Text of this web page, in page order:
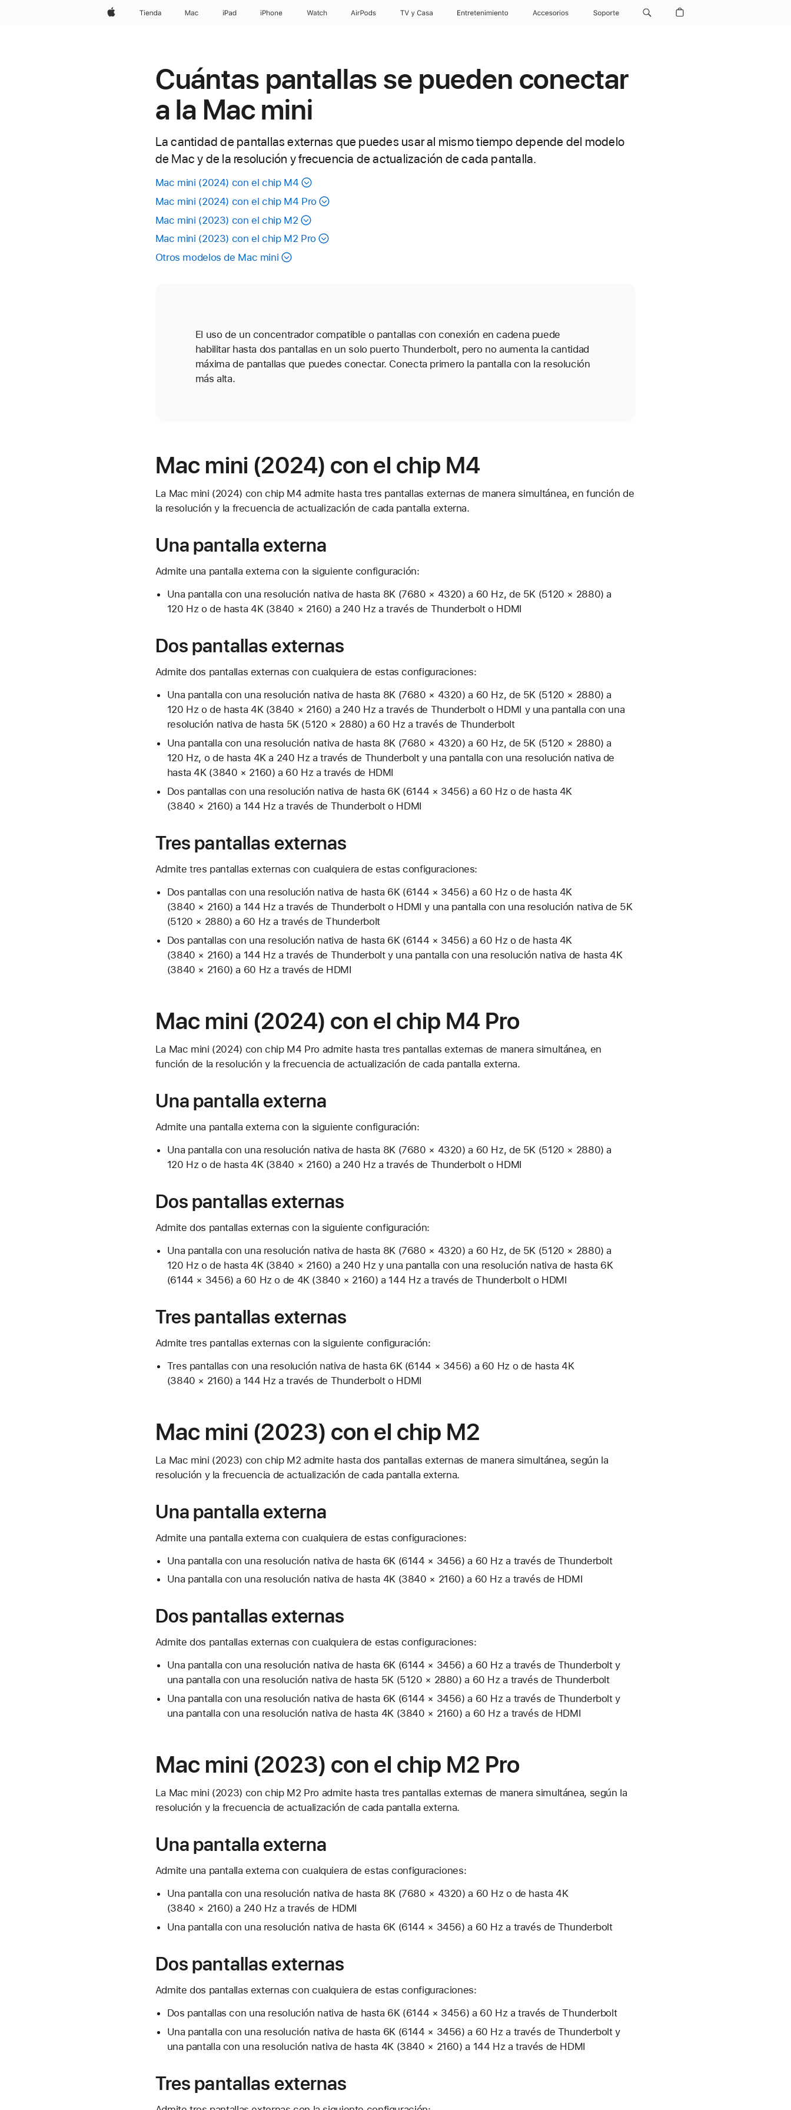
AppleTienda Mac iPad iPhone Watch AirPods TV & Casa Entretenimiento Accesorios Soporte
Cuántas pantallas se pueden conectar
a la Mac mini
La cantidad de pantallas externas que puedes usar al mismo tiempo depende del modelo
de Mac y de la resolución y frecuencia de actualización de cada pantalla.
Mac mini (2024) con el chip M4
Mac mini (2024) con el chip M4 Pro
Mac mini (2023) con el chip M2
Mac mini (2023) con el chip M2 Pro
Otros modelos de Mac mini
El uso de un concentrador compatible o pantallas con conexión en cadena puede
habilitar hasta dos pantallas en un solo puerto Thunderbolt, pero no aumenta la cantidad
máxima de pantallas que puedes conectar. Conecta primero la pantalla con la resolución
más alta.
Mac mini (2024) con el chip M4
La Mac mini (2024) con chip M4 admite hasta tres pantallas externas de manera simultánea, en función de
la resolución y la frecuencia de actualización de cada pantalla externa.
Una pantalla externa
Admite una pantalla externa con la siguiente configuración:
Una pantalla con una resolución nativa de hasta 8K (7680 × 4320) a 60 Hz, de 5K (5120 × 2880) a
120 Hz o de hasta 4K (3840 × 2160) a 240 Hz a través de Thunderbolt o HDMI
Dos pantallas externas
Admite dos pantallas externas con cualquiera de estas configuraciones:
Una pantalla con una resolución nativa de hasta 8K (7680 × 4320) a 60 Hz, de 5K (5120 × 2880) a
120 Hz o de hasta 4K (3840 × 2160) a 240 Hz a través de Thunderbolt o HDMI y una pantalla con una
resolución nativa de hasta 5K (5120 × 2880) a 60 Hz a través de Thunderbolt
Una pantalla con una resolución nativa de hasta 8K (7680 × 4320) a 60 Hz, de 5K (5120 × 2880) a
120 Hz, o de hasta 4K a 240 Hz a través de Thunderbolt y una pantalla con una resolución nativa de
hasta 4K (3840 × 2160) a 60 Hz a través de HDMI
Dos pantallas con una resolución nativa de hasta 6K (6144 × 3456) a 60 Hz o de hasta 4K
(3840 × 2160) a 144 Hz a través de Thunderbolt o HDMI
Tres pantallas externas
Admite tres pantallas externas con cualquiera de estas configuraciones:
Dos pantallas con una resolución nativa de hasta 6K (6144 × 3456) a 60 Hz o de hasta 4K
(3840 × 2160) a 144 Hz a través de Thunderbolt o HDMI y una pantalla con una resolución nativa de 5K
(5120 × 2880) a 60 Hz a través de Thunderbolt
Dos pantallas con una resolución nativa de hasta 6K (6144 × 3456) a 60 Hz o de hasta 4K
(3840 × 2160) a 144 Hz a través de Thunderbolt y una pantalla con una resolución nativa de hasta 4K
(3840 × 2160) a 60 Hz a través de HDMI
Mac mini (2024) con el chip M4 Pro
La Mac mini (2024) con chip M4 Pro admite hasta tres pantallas externas de manera simultánea, en
función de la resolución y la frecuencia de actualización de cada pantalla externa.
Una pantalla externa
Admite una pantalla externa con la siguiente configuración:
Una pantalla con una resolución nativa de hasta 8K (7680 × 4320) a 60 Hz, de 5K (5120 × 2880) a
120 Hz o de hasta 4K (3840 × 2160) a 240 Hz a través de Thunderbolt o HDMI
Dos pantallas externas
Admite dos pantallas externas con la siguiente configuración:
Una pantalla con una resolución nativa de hasta 8K (7680 × 4320) a 60 Hz, de 5K (5120 × 2880) a
120 Hz o de hasta 4K (3840 × 2160) a 240 Hz y una pantalla con una resolución nativa de hasta 6K
(6144 × 3456) a 60 Hz o de 4K (3840 × 2160) a 144 Hz a través de Thunderbolt o HDMI
Tres pantallas externas
Admite tres pantallas externas con la siguiente configuración:
Tres pantallas con una resolución nativa de hasta 6K (6144 × 3456) a 60 Hz o de hasta 4K
(3840 × 2160) a 144 Hz a través de Thunderbolt o HDMI
Mac mini (2023) con el chip M2
La Mac mini (2023) con chip M2 admite hasta dos pantallas externas de manera simultánea, según la
resolución y la frecuencia de actualización de cada pantalla externa.
Una pantalla externa
Admite una pantalla externa con cualquiera de estas configuraciones:
Una pantalla con una resolución nativa de hasta 6K (6144 × 3456) a 60 Hz a través de Thunderbolt
Una pantalla con una resolución nativa de hasta 4K (3840 × 2160) a 60 Hz a través de HDMI
Dos pantallas externas
Admite dos pantallas externas con cualquiera de estas configuraciones:
Una pantalla con una resolución nativa de hasta 6K (6144 × 3456) a 60 Hz a través de Thunderbolt y
una pantalla con una resolución nativa de hasta 5K (5120 × 2880) a 60 Hz a través de Thunderbolt
Una pantalla con una resolución nativa de hasta 6K (6144 × 3456) a 60 Hz a través de Thunderbolt y
una pantalla con una resolución nativa de hasta 4K (3840 × 2160) a 60 Hz a través de HDMI
Mac mini (2023) con el chip M2 Pro
La Mac mini (2023) con chip M2 Pro admite hasta tres pantallas externas de manera simultánea, según la
resolución y la frecuencia de actualización de cada pantalla externa.
Una pantalla externa
Admite una pantalla externa con cualquiera de estas configuraciones:
Una pantalla con una resolución nativa de hasta 8K (7680 × 4320) a 60 Hz o de hasta 4K
(3840 × 2160) a 240 Hz a través de HDMI
Una pantalla con una resolución nativa de hasta 6K (6144 × 3456) a 60 Hz a través de Thunderbolt
Dos pantallas externas
Admite dos pantallas externas con cualquiera de estas configuraciones:
Dos pantallas con una resolución nativa de hasta 6K (6144 × 3456) a 60 Hz a través de Thunderbolt
Una pantalla con una resolución nativa de hasta 6K (6144 × 3456) a 60 Hz a través de Thunderbolt y
una pantalla con una resolución nativa de hasta 4K (3840 × 2160) a 144 Hz a través de HDMI
Tres pantallas externas